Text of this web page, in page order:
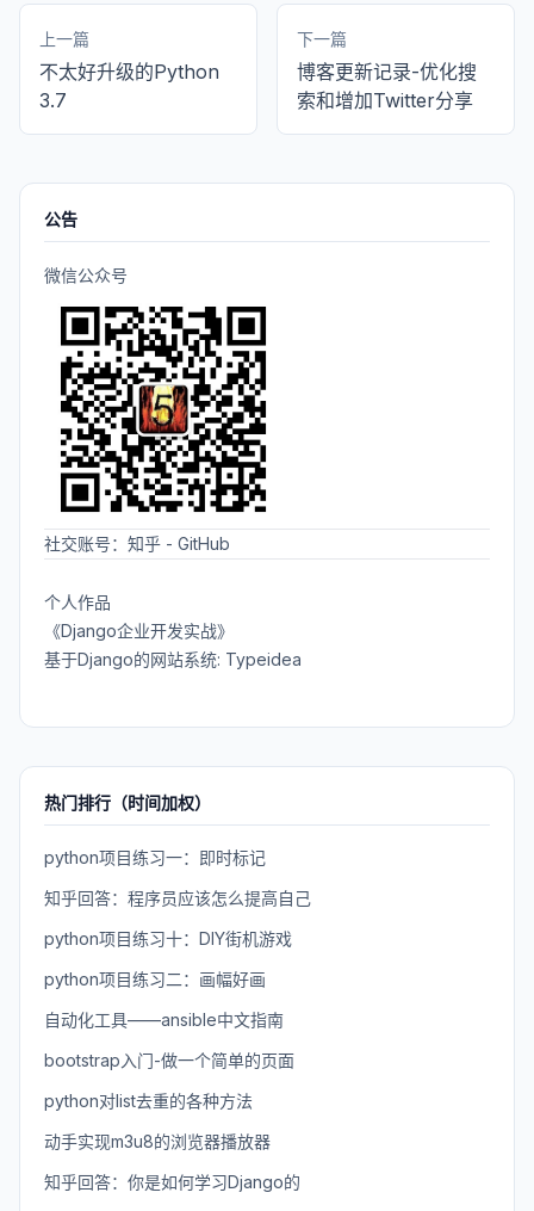
上一篇
不太好升级的Python
3.7
下一篇
博客更新记录-优化搜
索和增加Twitter分享
公告
微信公众号
社交账号： 知乎 - GitHub
个人作品
《Django企业开发实战》
基于Django的网站系统: Typeidea
热门排行（时间加权）
python项目练习一：即时标记
知乎回答：程序员应该怎么提高自己
python项目练习十：DIY街机游戏
python项目练习二：画幅好画
自动化工具——ansible中文指南
bootstrap入门-做一个简单的页面
python对list去重的各种方法
动手实现m3u8的浏览器播放器
知乎回答：你是如何学习Django的